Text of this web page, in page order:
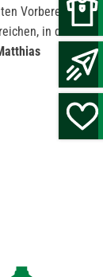
Vorbereitung
in die